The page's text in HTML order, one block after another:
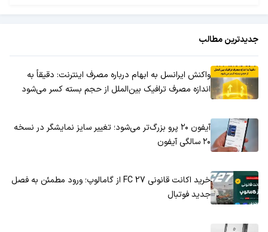
جدیدترین مطالب
واکنش ایرانسل به ابهام درباره مصرف اینترنت: دقیقاً به
اندازه مصرف ترافیک بین‌الملل از حجم بسته کسر می‌شود
آیفون ۲۰ پرو بزرگ‌تر می‌شود؛ تغییر سایز نمایشگر در نسخه
۲۰ سالگی آیفون
خرید اکانت قانونی FC 27 از گامالوپ؛ ورود مطمئن به فصل
جدید فوتبال